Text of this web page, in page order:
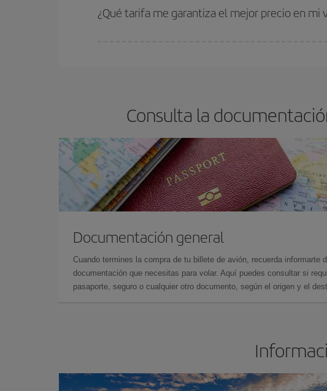
estén disponibles o se vayan agotando. Por eso, comprar con
¿Qué tarifa me garantiza el mejor precio en mi
Consulta la
Documentación general
Cuando termines la compra de tu billete de avión, recuerda informarte
documentación que necesitas para volar. Aquí puedes consultar si
pasaporte, seguro o cualquier otro documento, según el origen y el